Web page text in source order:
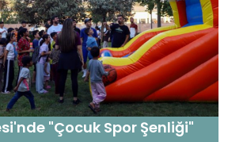
"Çocuk Spor Şenliği"